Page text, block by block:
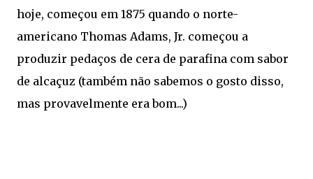
hoje, começou em 1875 quando o norte-
americano Thomas Adams, Jr. começou a
produzir pedaços de cera de parafina com sabor
de alcaçuz (também não sabemos o gosto disso,
mas provavelmente era bom...)